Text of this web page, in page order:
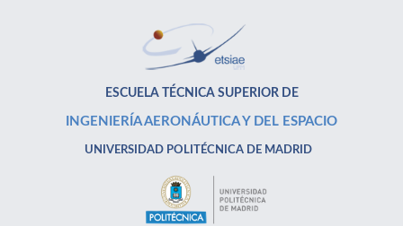
ESCUELA TÉCNICA SUPERIOR DE
INGENIERÍA AERONÁUTICA Y DEL ESPACIO
UNIVERSIDAD POLITÉCNICA DE MADRID